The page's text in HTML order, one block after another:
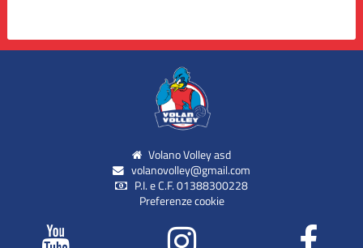
Volano Volley asd
volanovolley@gmail.com
P.I. e C.F. 01388300228
Preferenze cookie